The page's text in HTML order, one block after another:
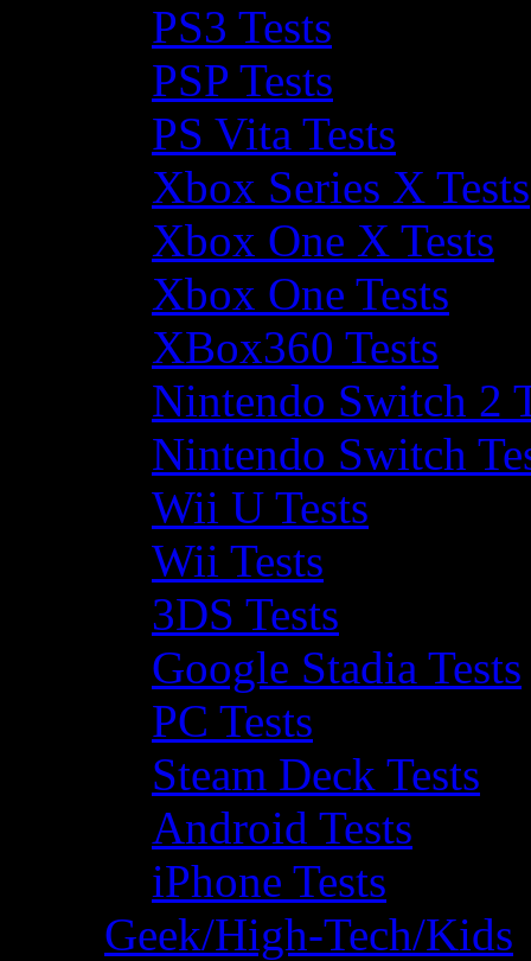
PS3 Tests
PSP Tests
PS Vita Tests
Xbox Series X Tests
Xbox One X Tests
Xbox One Tests
XBox360 Tests
Nintendo Switch 2
Nintendo Switch
Wii U Tests
Wii Tests
3DS Tests
Google Stadia Tests
PC Tests
Steam Deck Tests
Android Tests
iPhone Tests
Geek/High-Tech/Kids